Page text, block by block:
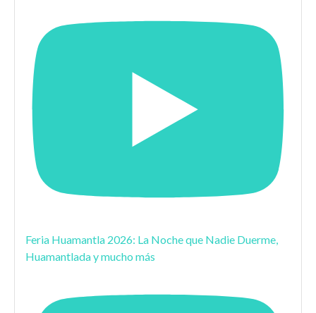
Feria Huamantla 2026: La Noche que Nadie Duerme,
Huamantlada y mucho más